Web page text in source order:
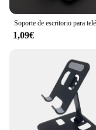
1,09€